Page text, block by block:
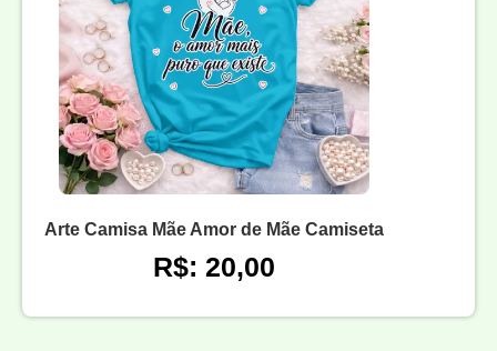
Arte Camisa Mãe Amor de Mãe Camiseta
R$: 20,00